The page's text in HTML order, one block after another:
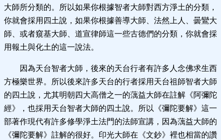
大師所分類的。所以如果你根據智者大師對西方淨土的分類，
你就會採用四土說，如果你根據善導大師、法然上人、曇鸞大
師、或者窺基大師、道宣律師這一些古德們的分類，你就會採
用報土與化土的這一說法。
因為天台智者大師，後來的天台行者有許多人念佛求生西
方極樂世界。所以後來許多天台的行者採用天台祖師智者大師
的四土說，尤其明朝四大高僧之一的蕅益大師在註解《阿彌陀
經》，也採用天台智者大師的四土說。所以《彌陀要解》這一
部著作現代有許多修學淨土法門的法師宣講，因為蕅益大師的
《彌陀要解》註解的很好。印光大師在《文鈔》裡也相當的讚